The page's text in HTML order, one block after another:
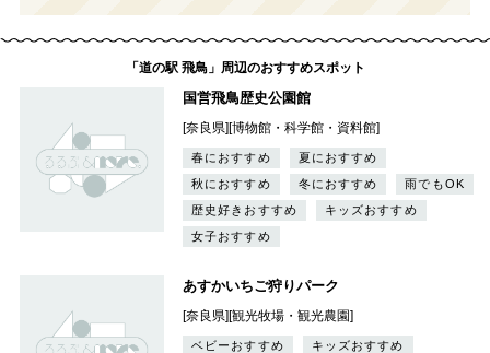
「道の駅 飛鳥」周辺のおすすめスポット
国営飛鳥歴史公園館
[奈良県][博物館・科学館・資料館]
春におすすめ
夏におすすめ
秋におすすめ
冬におすすめ
雨でもOK
歴史好きおすすめ
キッズおすすめ
女子おすすめ
あすかいちご狩りパーク
[奈良県][観光牧場・観光農園]
ベビーおすすめ
キッズおすすめ